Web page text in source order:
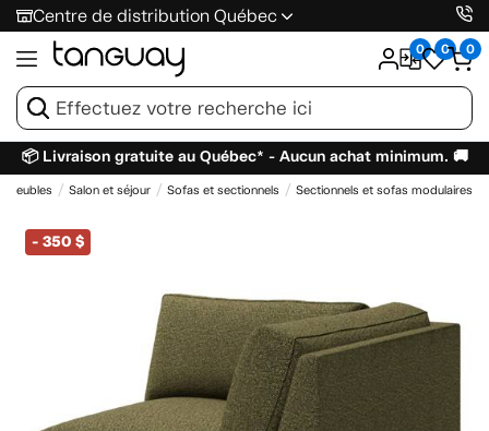
Centre de distribution Québec
0 0 0
📦 Livraison gratuite au Québec* - Aucun achat minimum. 🚚
Meubles Salon et séjour Sofas et sectionnels Sectionnels et sofas modulaires
- 350 $